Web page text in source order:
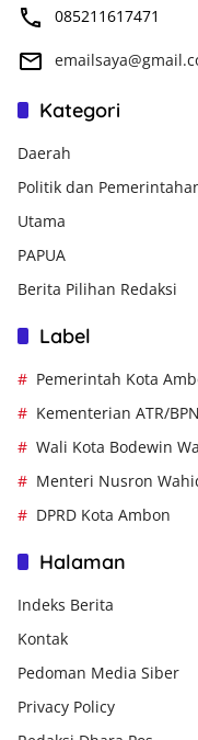
085211617471
Kategori
Daerah
Politik dan
Utama
PAPUA
Berita Pilihan Redaksi
Label
Pemerintah Kota
Kementerian ATR/BPN
Wali Kota Bodewin
Menteri Nusron
DPRD Kota Ambon
Halaman
Indeks Berita
Kontak
Pedoman Media Siber
Privacy Policy